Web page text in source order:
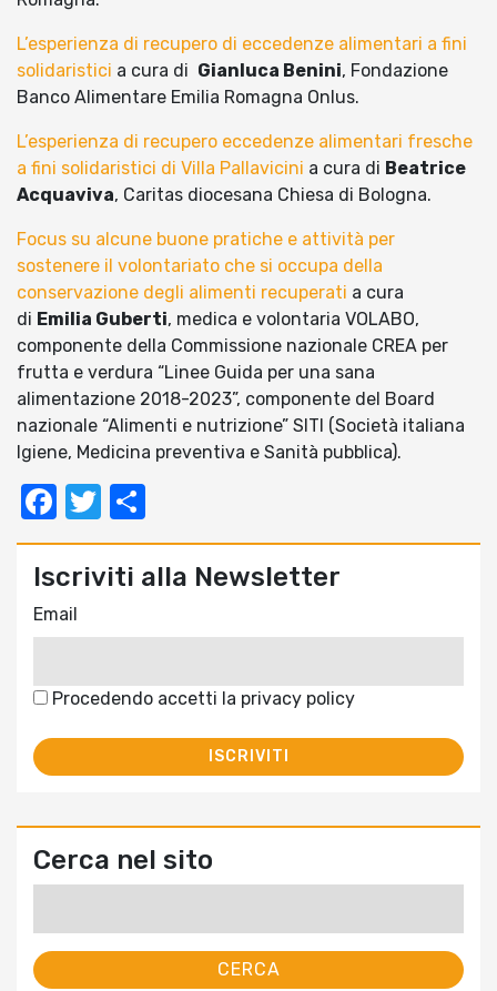
L’esperienza di recupero di eccedenze alimentari a fini
solidaristici a cura di Gianluca Benini, Fondazione
Banco Alimentare Emilia Romagna Onlus.
L’esperienza di recupero eccedenze alimentari fresche
a fini solidaristici di Villa Pallavicini a cura di Beatrice
Acquaviva, Caritas diocesana Chiesa di Bologna.
Focus su alcune buone pratiche e attività per
sostenere il volontariato che si occupa della
conservazione degli alimenti recuperati a cura
di Emilia Guberti, medica e volontaria VOLABO,
componente della Commissione nazionale CREA per
frutta e verdura “Linee Guida per una sana
alimentazione 2018-2023”, componente del Board
nazionale “Alimenti e nutrizione” SITI (Società italiana
Igiene, Medicina preventiva e Sanità pubblica).
Facebook
Twitter
Iscriviti alla Newsletter
Email
Procedendo accetti la privacy policy
Cerca nel sito